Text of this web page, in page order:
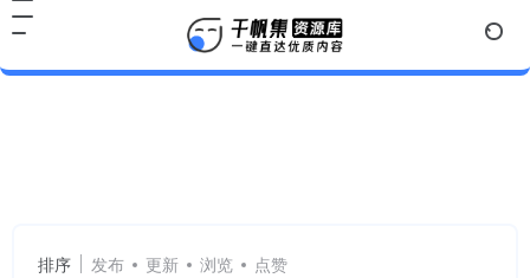
排序 发布 更新 浏览 点赞